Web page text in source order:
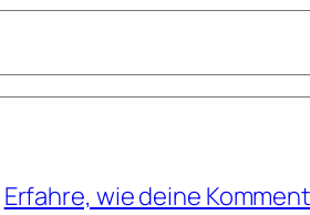
Erfahre, wie deine